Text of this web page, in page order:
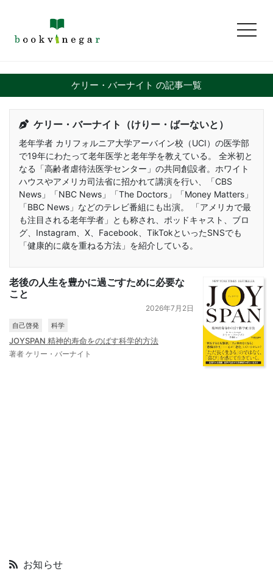
ケリー・バーナイト の記事一覧
ケリー・バーナイト（けりー・ばーないと）
老年学者 カリフォルニア大学アーバイン校（UCI）の医学部
で19年にわたって老年医学と老年学を教えている。 全米初と
なる「高齢者虐待法医学センター」の共同創設者。ホワイト
ハウスやアメリカ司法省に招かれて講演を行い、「CBS
News」「NBC News」「The Doctors」「Money Matters」
「BBC News」などのテレビ番組にも出演。 「アメリカで最
も注目される老年学者」とも称され、ポッドキャスト、ブロ
グ、Instagram、X、Facebook、TikTokといったSNSでも
「健康的に歳を重ねる方法」を紹介している。
老後の人生を豊かに過ごすために必要な
こと
2026年7月2日
自己啓発 科学
JOYSPAN 精神的寿命をのばす科学的方法
著者 ケリー・バーナイト
お知らせ